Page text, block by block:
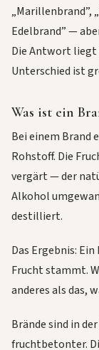
„Marillenbrand”,
Edelbrand” —
Die Antwort liegt
Unterschied ist
Was ist ein
Bei einem Brand
Rohstoff. Die
vergärt — der
Alkohol
destilliert.
Das Ergebnis:
Frucht stammt.
anderes als das,
Brände sind in
fruchtbetonter.